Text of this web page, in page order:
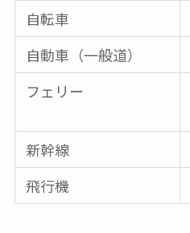
自転車
自動車（一般道）
フェリー
新幹線
飛行機